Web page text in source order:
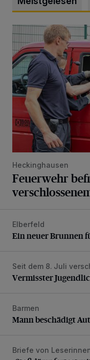
Feuerwehr befreit
Heckinghausen
Feuerwehr
Ein neuer Brunnen
Elberfeld
Ein neuer Brunnen
Vermisster
Seit dem 8. Juli
Vermisster
Mann beschädigt
Barmen
Mann beschädigt
„Stoßdämpfertest
Briefe von